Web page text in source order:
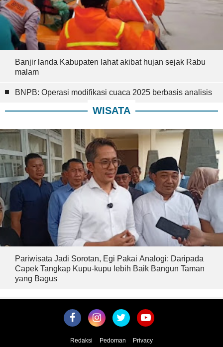
Banjir landa Kabupaten lahat akibat hujan sejak Rabu
malam
BNPB: Operasi modifikasi cuaca 2025 berbasis analisis
WISATA
Pariwisata Jadi Sorotan, Egi Pakai Analogi: Daripada
Capek Tangkap Kupu-kupu lebih Baik Bangun Taman
yang Bagus
Redaksi Pedoman Privacy